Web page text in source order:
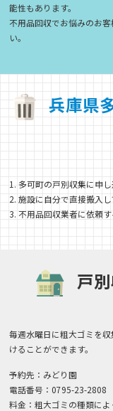
能性もあります。
不用品回収でお悩みのお
い。
兵庫県
1. 多可町の戸別収集に申
2. 施設に自分で直接搬入
3. 不用品回収業者に依頼す
戸
毎週水曜日に粗大ゴミを
けることができます。
予約先：みどり園
電話番号：0795-23-2808
料金：粗大ゴミの種類に